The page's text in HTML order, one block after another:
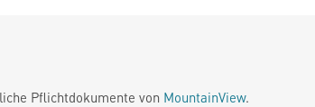
Pflichtdokumente von MountainView.